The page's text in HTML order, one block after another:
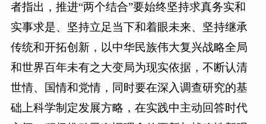
者指出，推进“两个结合”要始终坚持求真务实和
实事求是、坚持立足当下和着眼未来、坚持继承
传统和开拓创新，以中华民族伟大复兴战略全局
和世界百年未有之大变局为现实依据，不断认清
世情、国情和党情，同时要在深入调查研究的基
础上科学制定发展方略，在实践中主动回答时代